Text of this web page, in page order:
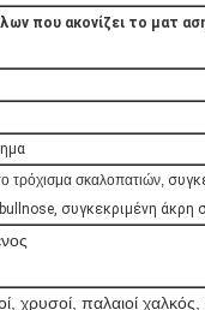
που ακονίζει το ματ
τρόχισμα σκαλοπατιών,
συγκεκριμένη άκρη
χρυσοί, παλαιοί χαλκός,